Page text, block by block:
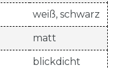
weiß, schwarz
matt
blickdicht